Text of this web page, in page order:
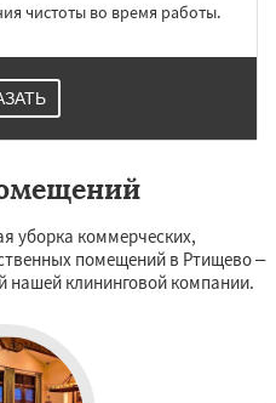
чистоты во время работы.
уборка коммерческих,
помещений в Ртищево –
нашей клининговой компании.